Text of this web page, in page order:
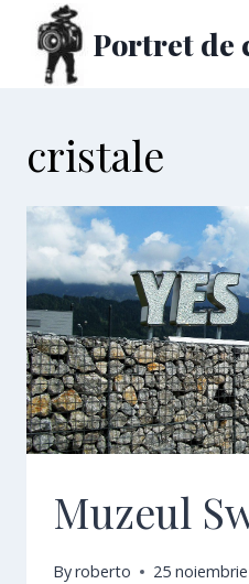
content
Portret de
cristale
Muzeul
Byroberto 25